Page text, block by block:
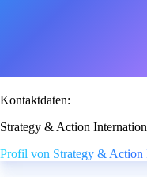
Kontaktdaten:
Strategy & Action
Profil von Strategy & Action